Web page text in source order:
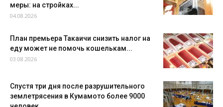
меры: на стройках...
04.08.2026
План премьера Такаичи снизить налог на
еду может не помочь кошелькам...
03.08.2026
Спустя три дня после разрушительного
землетрясения в Кумамото более 9000